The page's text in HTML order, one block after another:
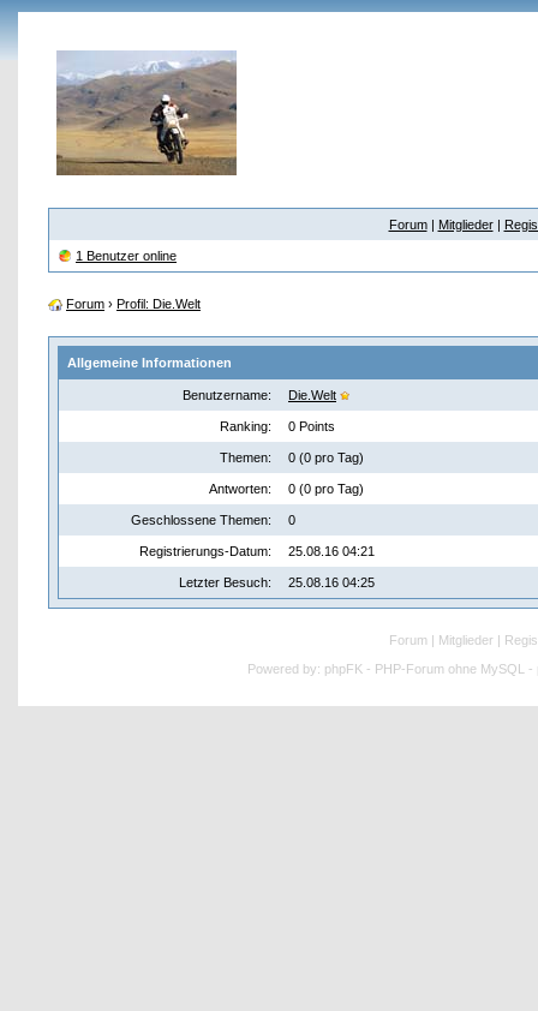
Forum| Mitglieder|
1 Benutzer online
Forum › Profil: Die.Welt
Allgemeine Informationen
Benutzername: Die.Welt
Ranking: 0 Points
Themen: 0 (0 pro Tag)
Antworten: 0 (0 pro Tag)
Geschlossene Themen: 0
Registrierungs-Datum: 25.08.16 04:21
Letzter Besuch: 25.08.16 04:25
Forum | Mitglieder |
Powered by: phpFK - PHP-Forum ohne MySQL -